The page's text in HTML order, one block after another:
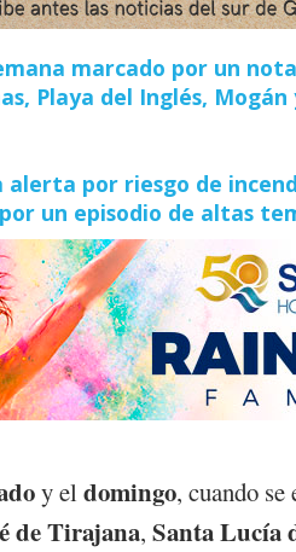
marcado por un
Playa del Inglés,
alerta por riesgo de
un episodio de altas
y el domingo, cuando se
de Tirajana, Santa Lucía